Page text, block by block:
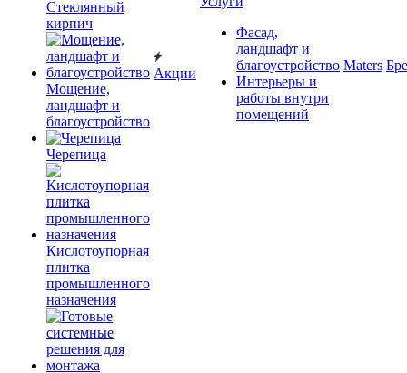
Cтеклянный
кирпич
Мощение,
ландшафт и
благоустройство
Черепица
Кислотоупорная
плитка
промышленного
назначения
Акции
Фасад,
ландшафт и
благоустройство
Интерьеры и
работы внутри
помещений
Maters